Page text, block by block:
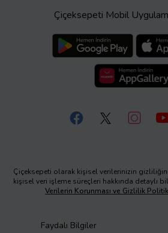
Çiçeksepeti Mobil
Çiçeksepeti olarak kişisel verilerinizin
kişisel veri işleme süreçleri hakkında detaylı
Verilerin Korunması ve Gizlilik
Faydalı Bilgiler